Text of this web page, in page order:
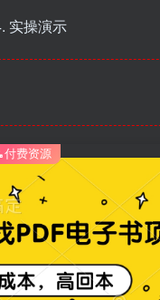
实操演示
付费资源